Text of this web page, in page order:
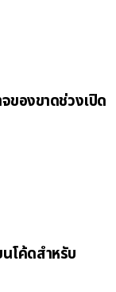
ของขาดช่วงเปิด
โค้ดสำหรับ